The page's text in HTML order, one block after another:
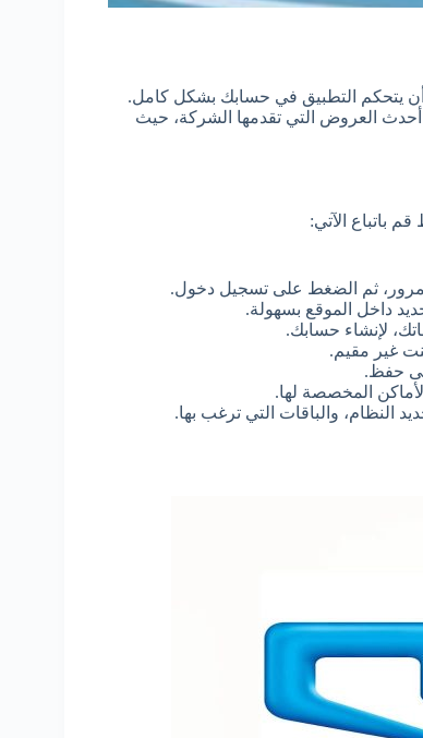
أن يتحكم التطبيق في حسابك بشكل كامل.
العروض التي تقدمها الشركة، حيث
باتباع الآتي:
ثم الضغط على تسجيل دخول.
داخل الموقع بسهولة.
لإنشاء حسابك.
غير مقيم.
حفظ.
المخصصة لها.
والباقات التي ترغب بها.